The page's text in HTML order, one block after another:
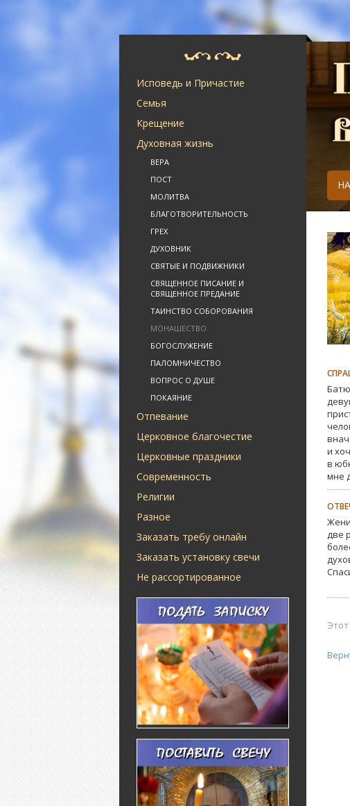
Исповедь и Причастие
Семья
Крещение
Духовная жизнь
ВЕРА
ПОСТ
МОЛИТВА
БЛАГОТВОРИТЕЛЬНОСТЬ
ГРЕХ
ДУХОВНИК
СВЯТЫЕ И ПОДВИЖНИКИ
СВЯЩЕННОЕ ПИСАНИЕ И
СВЯЩЕННОЕ ПРЕДАНИЕ
ТАИНСТВО СОБОРОВАНИЯ
МОНАШЕСТВО
БОГОСЛУЖЕНИЕ
ПАЛОМНИЧЕСТВО
ВОПРОС О ДУШЕ
ПОКАЯНИЕ
Отпевание
Церковное благочестие
Церковные праздники
Современность
Религии
Разное
Заказать требу онлайн
Заказать установку свечи
Не рассортированное
и
в
мне
две